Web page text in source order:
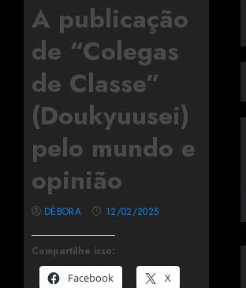
A publicação
de “Colegas
de Classe”
(Doukyuusei)
pelo mundo e
opinião
Compartilhe isso:
Facebook
X
DÉBORA 12/02/2025